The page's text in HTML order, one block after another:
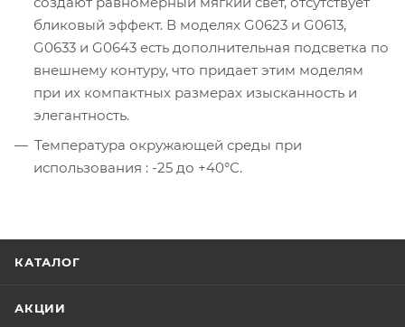
бликовый эффект. В моделях G0623 и G0613,
G0633 и G0643 есть дополнительная подсветка по
внешнему контуру, что придает этим моделям
при их компактных размерах изысканность и
элегантность.
Температура окружающей среды при
использования : -25 до +40°С.
КАТАЛОГ
АКЦИИ